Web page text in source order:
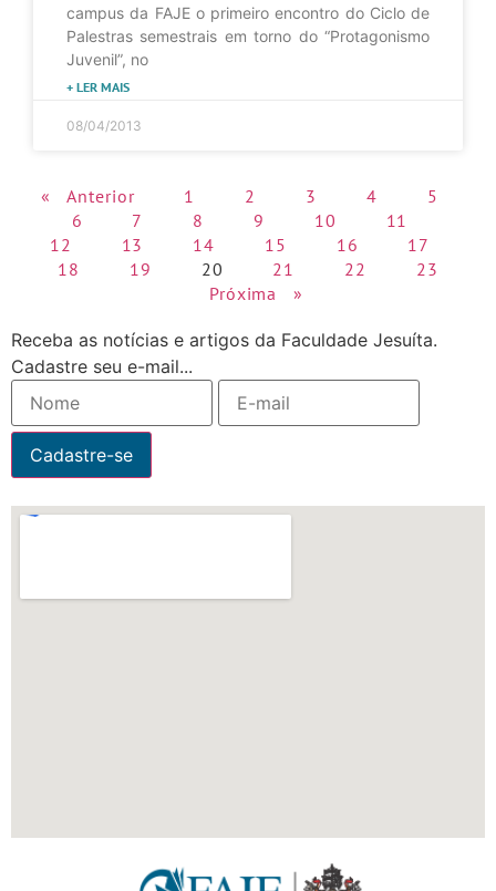
campus da FAJE o primeiro encontro do Ciclo de
Palestras semestrais em torno do “Protagonismo
Juvenil”, no
+ LER MAIS
08/04/2013
« Anterior 1 2 3 4
5
6
7 8 9 10
11
12
13 14 15 16
17
18
19 20 21 22
23
Próxima »
Receba as notícias e artigos da Faculdade Jesuíta.
Cadastre seu e-mail...